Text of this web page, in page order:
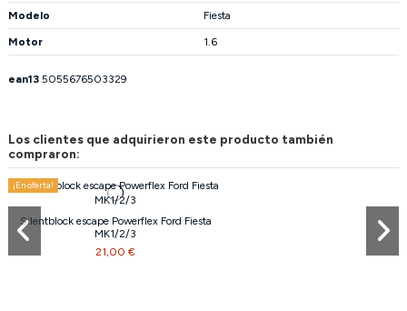
Modelo Fiesta
Motor 1.6
ean13 5055676503329
Los clientes que adquirieron este producto también
compraron:
¡En oferta!
Silentblock escape Powerflex Ford Fiesta
MK1/2/3
21,00 €